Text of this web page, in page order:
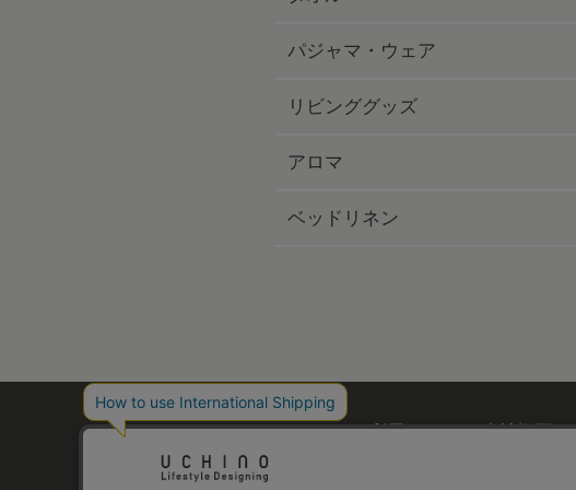
パジャマ・ウェア
リビンググッズ
アロマ
ベッドリネン
ご利用ガイド 会社概要